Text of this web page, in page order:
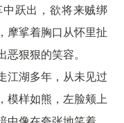
跃出，欲将来贼绑
摩挲着胸口从怀里扯
狠狠的笑容。
江湖多年，从未见过
模样如熊，左脸颊上